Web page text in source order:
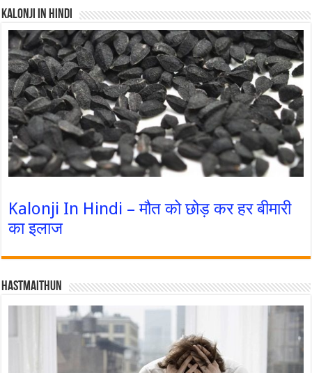
Kalonji In Hindi
Kalonji In Hindi – मौत को छोड़ कर हर बीमारी
का इलाज
Hastmaithun